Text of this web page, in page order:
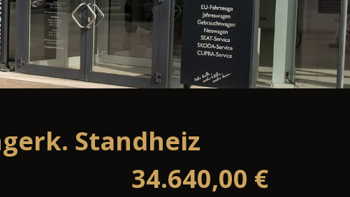
Standheiz
34.640,00 €